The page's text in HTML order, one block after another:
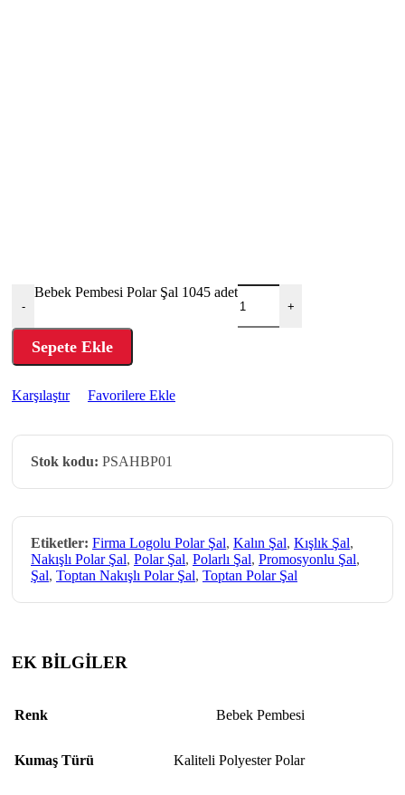
-
Bebek Pembesi Polar Şal 1045 adet
+
Sepete Ekle
Karşılaştır Favorilere Ekle
Stok kodu: PSAHBP01
Etiketler: Firma Logolu Polar Şal, Kalın Şal, Kışlık Şal,
Nakışlı Polar Şal, Polar Şal, Polarlı Şal, Promosyonlu Şal,
Şal, Toptan Nakışlı Polar Şal, Toptan Polar Şal
EK BİLGİLER
Renk Bebek Pembesi
Kumaş Türü Kaliteli Polyester Polar